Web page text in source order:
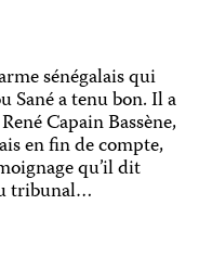
sénégalais qui
Sané a tenu bon. Il a
Capain Bassène,
en fin de compte,
qu’il dit
tribunal…